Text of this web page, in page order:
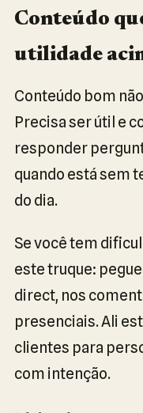
Conteúdo
utilidade
Conteúdo bom
Precisa ser útil e
responder
quando está sem
do dia.
Se você tem
este truque:
direct, nos
presenciais. Ali
clientes para
com intenção.